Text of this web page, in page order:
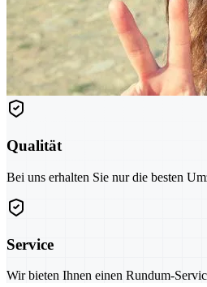
Qualität
Bei uns erhalten Sie nur die besten
Service
Wir bieten Ihnen einen Rundum-